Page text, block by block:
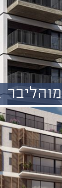
מוהליבר 21